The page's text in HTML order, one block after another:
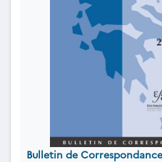
Bulletin de